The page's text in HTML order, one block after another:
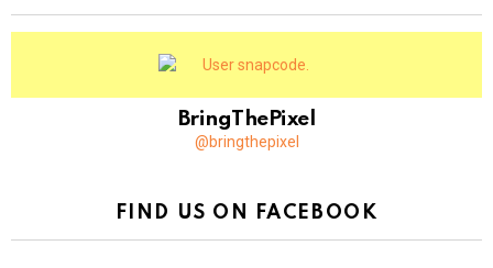
BringThePixel
@bringthepixel
FIND US ON FACEBOOK